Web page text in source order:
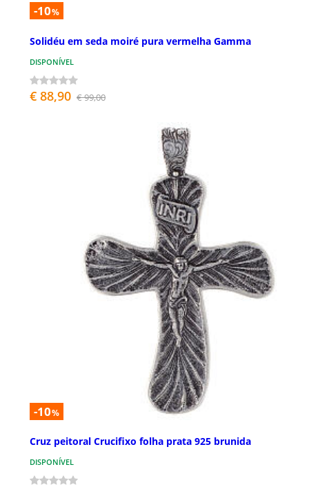
-10%
Solidéu em seda moiré pura vermelha Gamma
DISPONÍVEL
€ 88,90 € 99,00
-10%
Cruz peitoral Crucifixo folha prata 925 brunida
DISPONÍVEL